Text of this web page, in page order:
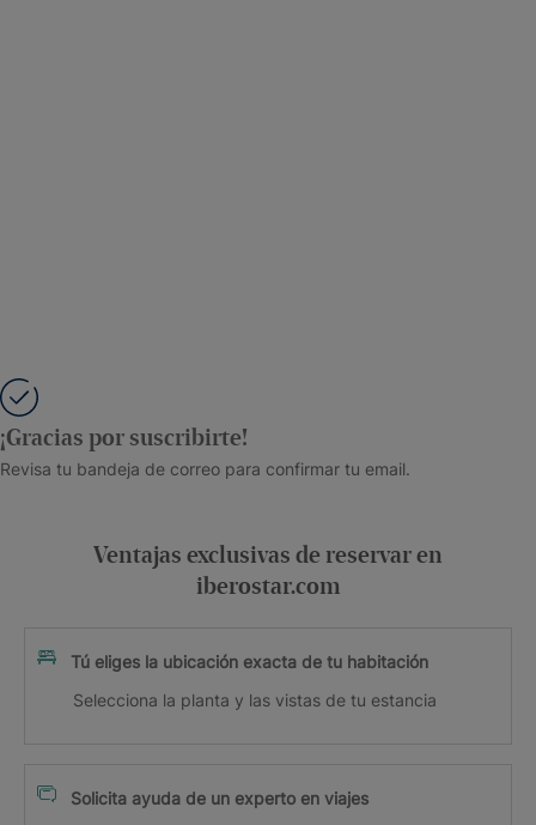
¡Gracias por suscribirte!
Revisa tu bandeja de correo para confirmar tu email.
Ventajas exclusivas de reservar en
iberostar.com
Tú eliges la ubicación exacta de tu habitación
Selecciona la planta y las vistas de tu estancia
Solicita ayuda de un experto en viajes